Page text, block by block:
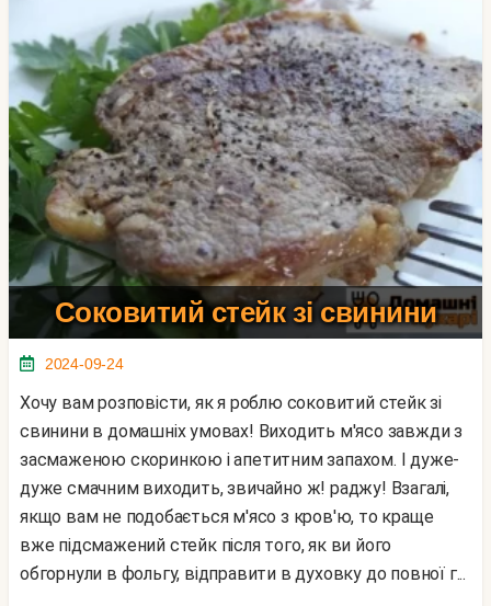
Соковитий стейк зі свинини
2024-09-24
Хочу вам розповісти, як я роблю соковитий стейк зі
свинини в домашніх умовах! Виходить м'ясо завжди з
засмаженою скоринкою і апетитним запахом. І дуже-
дуже смачним виходить, звичайно ж! раджу! Взагалі,
якщо вам не подобається м'ясо з кров'ю, то краще
вже підсмажений стейк після того, як ви його
обгорнули в фольгу, відправити в духовку до повної г...